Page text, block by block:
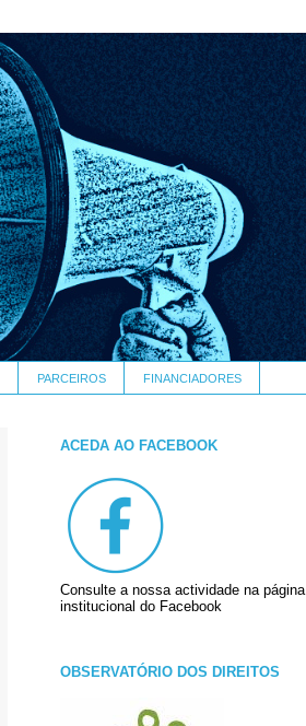
PARCEIROS FINANCIADORES
ACEDA AO FACEBOOK
Consulte a nossa actividade na página
institucional do Facebook
OBSERVATÓRIO DOS DIREITOS